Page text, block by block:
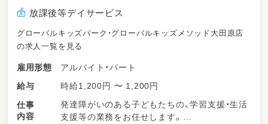
放課後等デイサービス
グローバルキッズパーク・グローバルキッズメソッド大田原店
の求人一覧を見る
雇用形態
アルバイト・パート
給与
時給1,200円 〜 1,200円
仕事
内容
発達障がいのある子どもたちの、学習支援・生活
支援等の業務をお任せします。